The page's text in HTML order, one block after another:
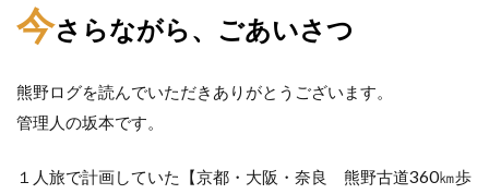
いさ
つ
『語
るは
はな
今さらながら、ごあいさつ
熊野ログを読んでいただきありがとうございます。
管理人の坂本です。
１人旅で計画していた【京都・大阪・奈良 熊野古道360㎞歩